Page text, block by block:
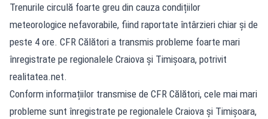
Trenurile circulă foarte greu din cauza condițiilor
meteorologice nefavorabile, fiind raportate întârzieri chiar și de
peste 4 ore. CFR Călători a transmis probleme foarte mari
înregistrate pe regionalele Craiova și Timișoara, potrivit
realitatea.net.
Conform informațiilor transmise de CFR Călători, cele mai mari
probleme sunt înregistrate pe regionalele Craiova și Timișoara,